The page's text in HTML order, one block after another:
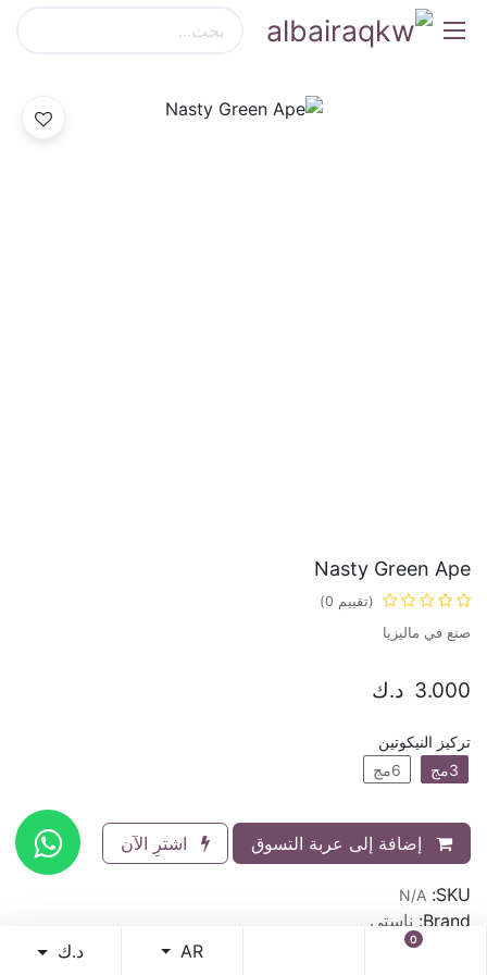
0
AR د.ك
Nasty Green Ape
(تقييم 0)
صنع في ماليزيا
3.000 د.ك
تركيز النيكوتين
3مج
6مج
إضافة إلى عربة التسوق اشترِ الآن
SKU:
N/A
Brand: ناستي